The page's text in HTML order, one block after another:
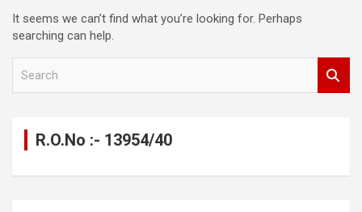
It seems we can’t find what you’re looking for. Perhaps
searching can help.
R.O.No :- 13954/40